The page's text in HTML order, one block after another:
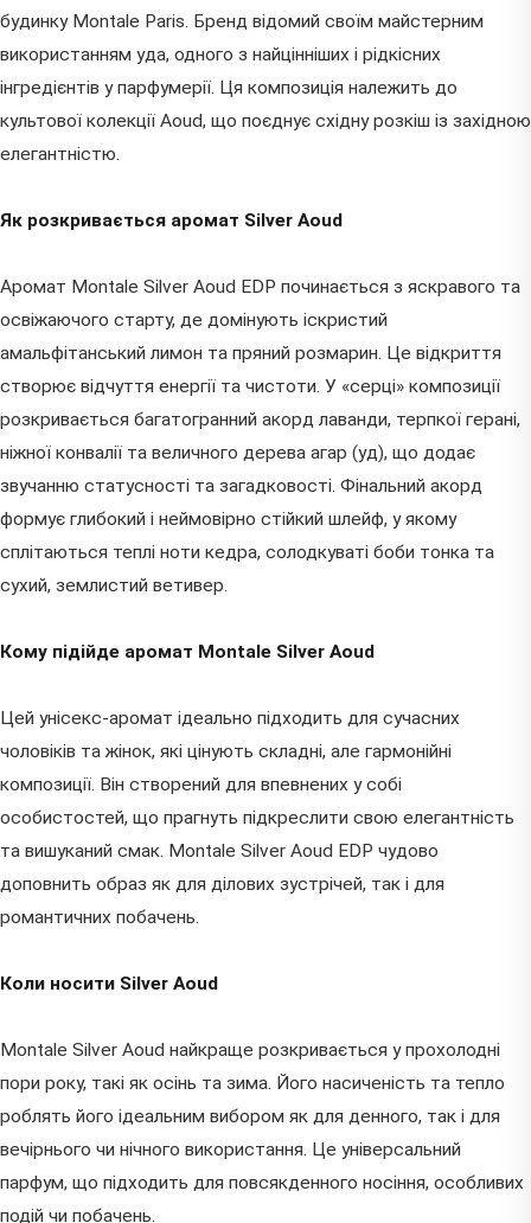
будинку Montale Paris. Бренд відомий своїм майстерним
використанням уда, одного з найцінніших і рідкісних
інгредієнтів у парфумерії. Ця композиція належить до
культової колекції Aoud, що поєднує східну розкіш із західною
елегантністю.
Як розкривається аромат Silver Aoud
Аромат Montale Silver Aoud EDP починається з яскравого та
освіжаючого старту, де домінують іскристий
амальфітанський лимон та пряний розмарин. Це відкриття
створює відчуття енергії та чистоти. У «серці» композиції
розкривається багатогранний акорд лаванди, терпкої герані,
ніжної конвалії та величного дерева агар (уд), що додає
звучанню статусності та загадковості. Фінальний акорд
формує глибокий і неймовірно стійкий шлейф, у якому
сплітаються теплі ноти кедра, солодкуваті боби тонка та
сухий, землистий ветивер.
Кому підійде аромат Montale Silver Aoud
Цей унісекс-аромат ідеально підходить для сучасних
чоловіків та жінок, які цінують складні, але гармонійні
композиції. Він створений для впевнених у собі
особистостей, що прагнуть підкреслити свою елегантність
та вишуканий смак. Montale Silver Aoud EDP чудово
доповнить образ як для ділових зустрічей, так і для
романтичних побачень.
Коли носити Silver Aoud
Montale Silver Aoud найкраще розкривається у прохолодні
пори року, такі як осінь та зима. Його насиченість та тепло
роблять його ідеальним вибором як для денного, так і для
вечірнього чи нічного використання. Це універсальний
парфум, що підходить для повсякденного носіння, особливих
подій чи побачень.